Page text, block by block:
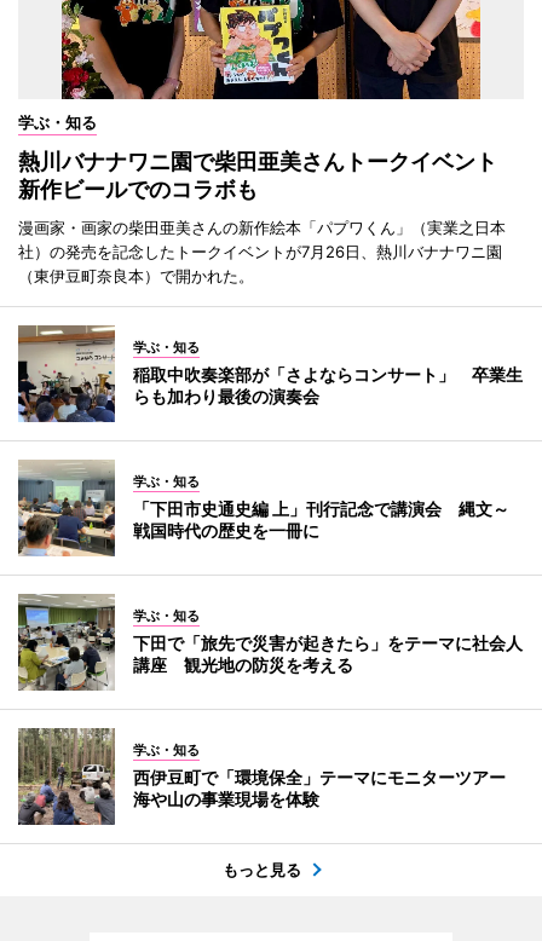
学ぶ・知る
熱川バナナワニ園で柴田亜美さんトークイベント
新作ビールでのコラボも
漫画家・画家の柴田亜美さんの新作絵本「パプワくん」（実業之日本
社）の発売を記念したトークイベントが7月26日、熱川バナナワニ園
（東伊豆町奈良本）で開かれた。
学ぶ・知る
稲取中吹奏楽部が「さよならコンサート」 卒業生
らも加わり最後の演奏会
学ぶ・知る
「下田市史通史編 上」刊行記念で講演会 縄文～
戦国時代の歴史を一冊に
学ぶ・知る
下田で「旅先で災害が起きたら」をテーマに社会人
講座 観光地の防災を考える
学ぶ・知る
西伊豆町で「環境保全」テーマにモニターツアー
海や山の事業現場を体験
もっと見る